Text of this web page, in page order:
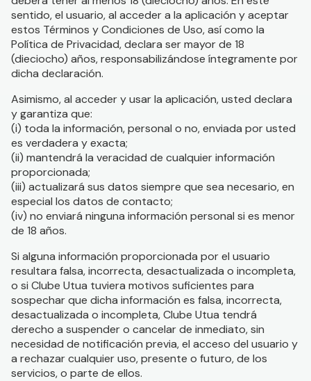
sentido, el usuario, al acceder a la aplicación y aceptar
estos Términos y Condiciones de Uso, así como la
Política de Privacidad, declara ser mayor de 18
(dieciocho) años, responsabilizándose íntegramente por
dicha declaración.
Asimismo, al acceder y usar la aplicación, usted declara
y garantiza que:
(i) toda la información, personal o no, enviada por usted
es verdadera y exacta;
(ii) mantendrá la veracidad de cualquier información
proporcionada;
(iii) actualizará sus datos siempre que sea necesario, en
especial los datos de contacto;
(iv) no enviará ninguna información personal si es menor
de 18 años.
Si alguna información proporcionada por el usuario
resultara falsa, incorrecta, desactualizada o incompleta,
o si Clube Utua tuviera motivos suficientes para
sospechar que dicha información es falsa, incorrecta,
desactualizada o incompleta, Clube Utua tendrá
derecho a suspender o cancelar de inmediato, sin
necesidad de notificación previa, el acceso del usuario y
a rechazar cualquier uso, presente o futuro, de los
servicios, o parte de ellos.